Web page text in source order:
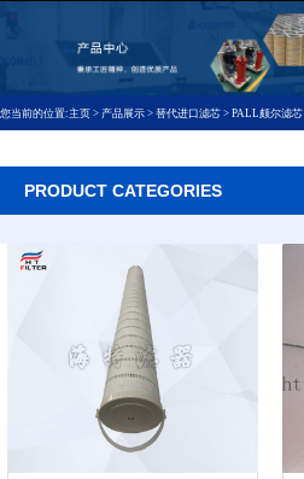
您当前的位置:主页 > 产品展示 > 替代进口滤芯 > PALL颇尔滤芯
PRODUCT CATEGORIES